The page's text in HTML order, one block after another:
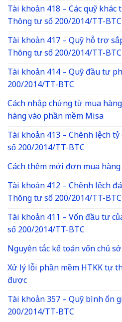
Tài khoản 418 – Các quỹ
Thông tư số 200/2014/TT-BTC
Tài khoản 417 – Quỹ hỗ trợ
Thông tư số 200/2014/TT-BTC
Tài khoản 414 – Quỹ đầu tư
200/2014/TT-BTC
Cách nhập chứng từ mua
hàng vào phần mềm Misa
Tài khoản 413 – Chênh lệch
số 200/2014/TT-BTC
Cách thêm mới đơn mua
Tài khoản 412 – Chênh lệch
Thông tư số 200/2014/TT-BTC
Tài khoản 411 – Vốn đầu tư
số 200/2014/TT-BTC
Nguyên tắc kế toán vốn chủ
Xử lý lỗi phần mềm HTKK tự
được
Tài khoản 357 – Quỹ bình ổn
200/2014/TT-BTC